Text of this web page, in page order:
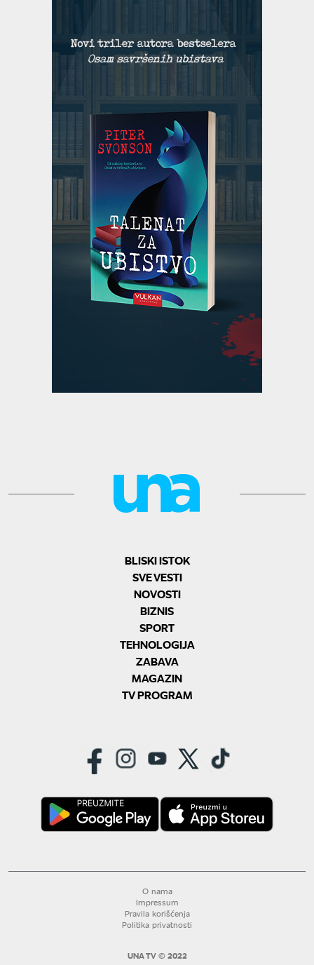
BLISKI ISTOK
SVE VESTI
NOVOSTI
BIZNIS
SPORT
TEHNOLOGIJA
ZABAVA
MAGAZIN
TV PROGRAM
O nama
Impressum
Pravila korišćenja
Politika privatnosti
UNA TV © 2022